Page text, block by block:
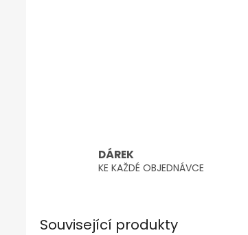
DÁREK
KE KAŽDÉ OBJEDNÁVCE
Související produkty